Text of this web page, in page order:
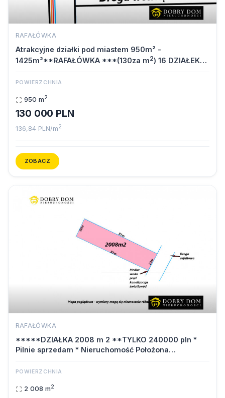
RAFAŁÓWKA
Atrakcyjne działki pod miastem 950m² -
1425m²**RAFAŁÓWKA ***(130za m2) 16 DZIAŁEK…
POWIERZCHNIA
950 m2
130 000 PLN
136,84 PLN/m2
ZOBACZ
RAFAŁÓWKA
*****DZIAŁKA 2008 m 2 **TYLKO 240000 pln *
Pilnie sprzedam * Nieruchomość Położona…
POWIERZCHNIA
2 008 m2